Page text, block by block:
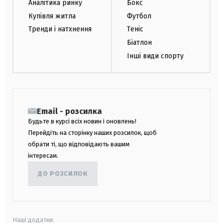
Аналітика ринку
Купівля житла
Тренди і натхнення
Бокс
Футбол
Теніс
Біатлон
Інші види спорту
Email - розсилка
Будьте в курсі всіх новин і оновлень!
Перейдіть на сторінку наших розсилок, щоб
обрати ті, що відповідають вашим
інтересам.
ДО РОЗСИЛОК
Наші додатки: